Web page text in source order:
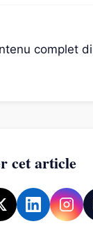
complet
cet article